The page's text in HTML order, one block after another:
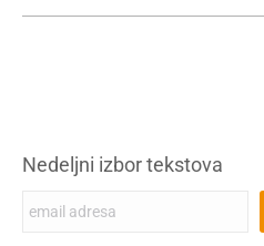
Nedeljni izbor tekstova